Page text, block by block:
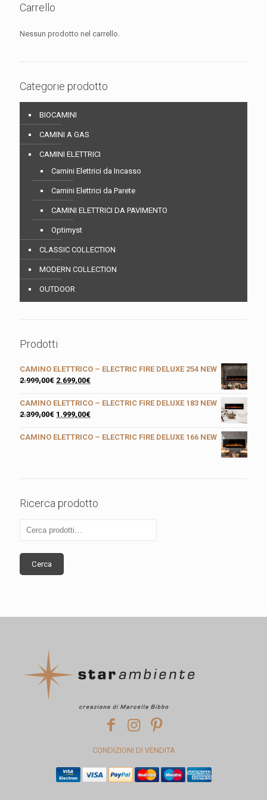
Carrello
Nessun prodotto nel carrello.
Categorie prodotto
BIOCAMINI
CAMINI A GAS
CAMINI ELETTRICI
Camini Elettrici da Incasso
Camini Elettrici da Parete
CAMINI ELETTRICI DA PAVIMENTO
Optimyst
CLASSIC COLLECTION
MODERN COLLECTION
OUTDOOR
Prodotti
CAMINO ELETTRICO – ELECTRIC FIRE DELUXE 254 NEW
2.999,00€ 2.699,00€
CAMINO ELETTRICO – ELECTRIC FIRE DELUXE 183 NEW
2.399,00€ 1.999,00€
CAMINO ELETTRICO – ELECTRIC FIRE DELUXE 166 NEW
Ricerca prodotto
Cerca
CONDIZIONI DI VENDITA